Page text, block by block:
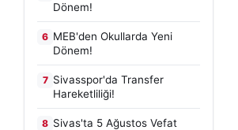
Dönem!
6 MEB'den Okullarda Yeni
Dönem!
7 Sivasspor'da Transfer
Hareketliliği!
8 Sivas'ta 5 Ağustos Vefat